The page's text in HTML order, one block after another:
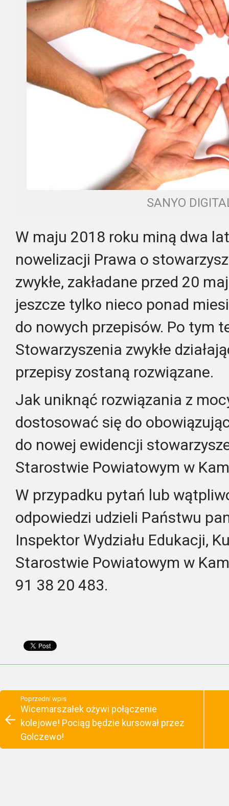
SANYO
W maju 2018 roku miną dwa
nowelizacji Prawa o
zwykłe, zakładane przed 20
jeszcze tylko nieco ponad
do nowych przepisów. Po tym
Stowarzyszenia zwykłe
przepisy zostaną rozwiązane.
Jak uniknąć rozwiązania z
dostosować się do
do nowej ewidencji
Starostwie Powiatowym w
W przypadku pytań lub
odpowiedzi udzieli Państwu
Inspektor Wydziału Edukacji,
Starostwie Powiatowym w
91 38 20 483.
Poprzedni wpis
Wicemarszałek ożywi połączenie
kolejowe! Pociąg będzie kursował przez
Golczewo!